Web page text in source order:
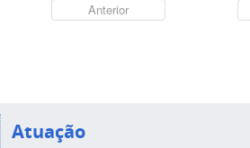
Anterior
Atuação